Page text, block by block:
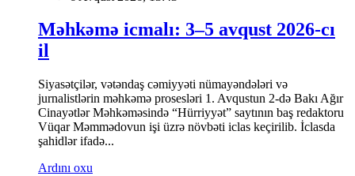
Məhkəmə icmalı: 3–5 avqust 2026-cı
il
Siyasətçilər, vətəndaş cəmiyyəti nümayəndələri və
jurnalistlərin məhkəmə prosesləri 1. Avqustun 2-də Bakı Ağır
Cinayətlər Məhkəməsində “Hürriyyət” saytının baş redaktoru
Vüqar Məmmədovun işi üzrə növbəti iclas keçirilib. İclasda
şahidlər ifadə...
Ardını oxu